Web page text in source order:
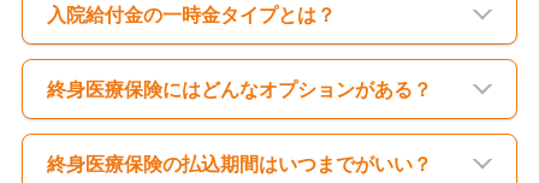
入院給付金の一時金タイプとは？
終身医療保険にはどんなオプションがある？
終身医療保険の払込期間はいつまでがいい？